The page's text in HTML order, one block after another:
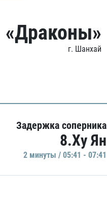
«Драконы»
г. Шанхай
Задержка соперника
8.Ху Ян
2 минуты / 05:41 - 07:41